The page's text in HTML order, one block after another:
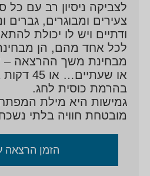
לצביקה ניסיון רב עם כל
צעירים ומבוגרים, גברים
ודתיים ויש לו יכולת
לכל אחד מהם, הן
מבחינת משך ההרצאה –
או
בהרמת כוסית לחג.
גמישות היא מילת
מובטחת חוויה בלתי
הזמן הרצאה